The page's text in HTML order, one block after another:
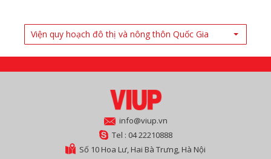
Viện quy hoạch đô thị và nông thôn Quốc Gia
info@viup.vn
Tel : 04 22210888
Số 10 Hoa Lư, Hai Bà Trưng, Hà Nội